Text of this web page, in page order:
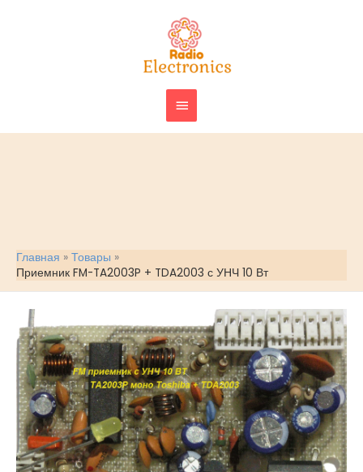
ГЛАВНОЕ
МЕНЮ
Главная
Товары
Приемник FM-TA2003P + TDA2003 с УНЧ 10 Вт